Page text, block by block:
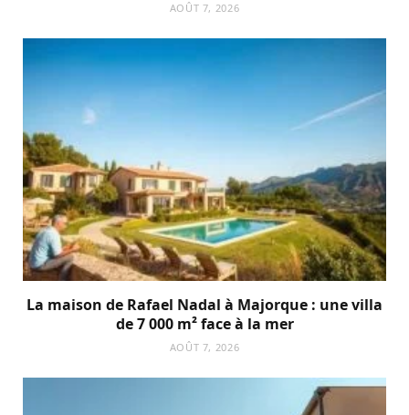
AOÛT 7, 2026
La maison de Rafael Nadal à Majorque : une villa
de 7 000 m² face à la mer
AOÛT 7, 2026